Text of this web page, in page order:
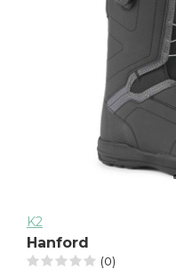
K2
Hanford
(0)